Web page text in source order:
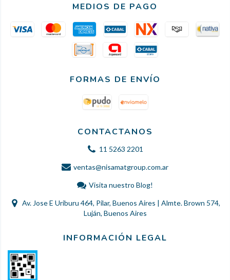
MEDIOS DE PAGO
FORMAS DE ENVÍO
CONTACTANOS
11 5263 2201
ventas@nisamatgroup.com.ar
Visita nuestro Blog!
Av. Jose E Uriburu 464, Pilar, Buenos Aires | Almte. Brown 574,
Luján, Buenos Aires
INFORMACIÓN LEGAL